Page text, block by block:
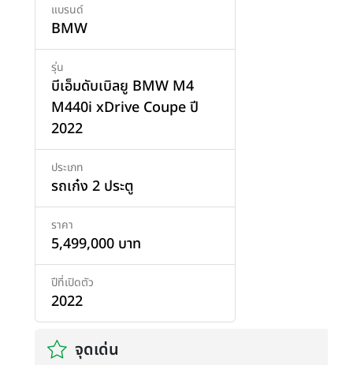
แบรนด์
BMW
รุ่น
บีเอ็มดับเบิลยู BMW M4
M440i xDrive Coupe ปี
2022
ประเภท
รถเก๋ง 2 ประตู
ราคา
5,499,000 บาท
ปีที่เปิดตัว
2022
จุดเด่น